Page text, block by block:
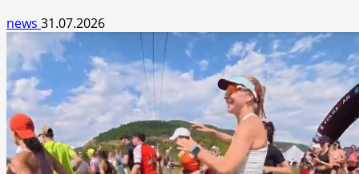
news 31.07.2026